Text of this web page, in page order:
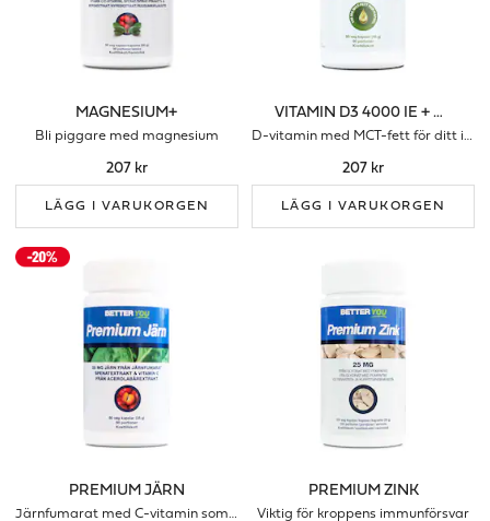
MAGNESIUM+
Bli piggare med magnesium
207 kr
LÄGG I VARUKORGEN
VITAMIN D3 4000 IE + MCT-FETT
D-vitamin med MCT-fett för ditt immunförsvar
207 kr
LÄGG I VARUKORGEN
PREMIUM JÄRN
Järnfumarat med C-vitamin som förbrättrar upptaget
PREMIUM ZINK
Viktig för kroppens immunförsvar